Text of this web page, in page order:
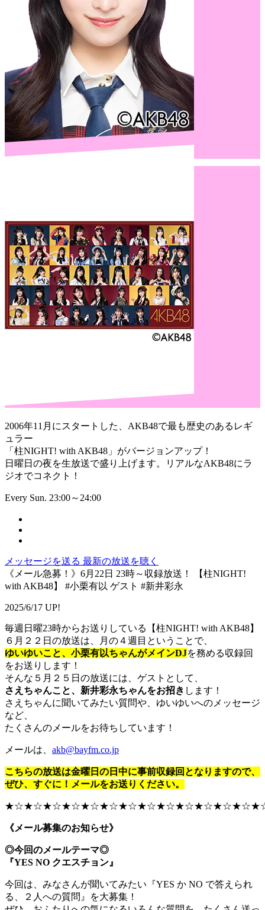
2006年11月にスタートした、AKB48で最も歴史のあるレギ
ュラー
「柱NIGHT! with AKB48」がバージョンアップ！
日曜日の夜を生放送で盛り上げます。リアルなAKB48にラ
ジオでコネクト！
Every Sun. 23:00～24:00
メッセージを送る 最新の放送を聴く
《メール急募！》6月22日 23時～収録放送！ 【柱NIGHT!
with AKB48】 #小栗有以 ゲスト #新井彩永
2025/6/17 UP!
毎週日曜23時からお送りしている【柱NIGHT! with AKB48】
６月２２日の放送は、月の４週目ということで、
ゆいゆいこと、小栗有以ちゃんがメインDJを務める収録回
をお送りします！
そんな５月２５日の放送には、ゲストとして、
さえちゃんこと、新井彩永ちゃんをお招き します！
さえちゃんに聞いてみたい質問や、ゆいゆいへのメッセージ
など、
たくさんのメールをお待ちしています！
メールは、 akb@bayfm.co.jp
こちらの放送は金曜日の日中に事前収録回となりますので、
ぜひ、すぐに！メールをお送りください。
《メール募集のお知らせ》
◎今回のメールテーマ◎
『YES NO クエスチョン』
今回は、みなさんが聞いてみたい『YES か NO で答えられ
る、２人への質問』を大募集！